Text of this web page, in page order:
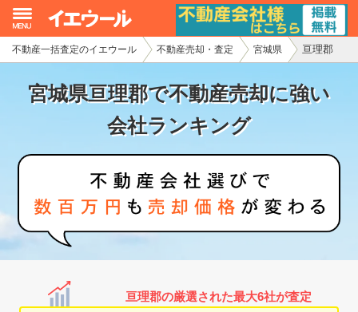
不動産一括査定のイエウール 不動産売却・査定 宮城県 亘理郡
宮城県亘理郡で不動産売却に強い
会社ランキング
亘理郡の厳選された最大6社が査定
イエウール加盟希望の不動産会社様
初めての方へ
不動産の売却・一括査定
家査定シミュレーター
お問い合わせ